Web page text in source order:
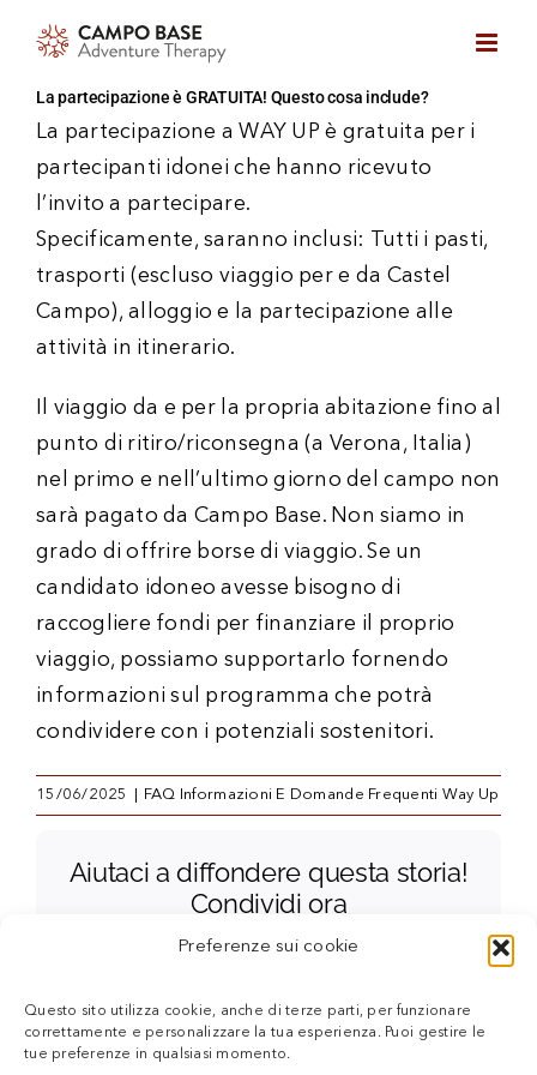
Preferenze sui cookie
Questo sito utilizza cookie, anche di terze parti, per funzionare
correttamente e personalizzare la tua esperienza. Puoi gestire le
tue preferenze in qualsiasi momento.
contentLa partecipazione è GRATUITA! Questo cosa include?
La partecipazione a WAY UP è gratuita per i
partecipanti idonei che hanno ricevuto
l’invito a partecipare.
Specificamente, saranno inclusi: Tutti i pasti,
trasporti (escluso viaggio per e da Castel
Campo), alloggio e la partecipazione alle
attività in itinerario.
Il viaggio da e per la propria abitazione fino al
punto di ritiro/riconsegna (a Verona, Italia)
nel primo e nell’ultimo giorno del campo non
sarà pagato da Campo Base. Non siamo in
grado di offrire borse di viaggio. Se un
candidato idoneo avesse bisogno di
raccogliere fondi per finanziare il proprio
viaggio, possiamo supportarlo fornendo
informazioni sul programma che potrà
condividere con i potenziali sostenitori.
15/06/2025 FAQ Informazioni E Domande Frequenti Way Up
Aiutaci a diffondere questa storia!
Condividi ora
RedditLinkedInWhatsApp
TelegramThreads Pinterest
l